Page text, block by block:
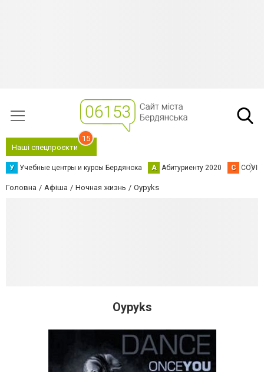
Наші спецпроєкти
15
У Учебные центры и курсы Бердянска А Абитуриенту 2020 C
Головна Афіша Ночная жизнь Oypyks
Oypyks